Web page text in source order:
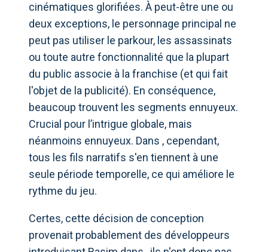
cinématiques glorifiées. À peut-être une ou
deux exceptions, le personnage principal ne
peut pas utiliser le parkour, les assassinats
ou toute autre fonctionnalité que la plupart
du public associe à la franchise (et qui fait
l'objet de la publicité). En conséquence,
beaucoup trouvent les segments ennuyeux.
Crucial pour l’intrigue globale, mais
néanmoins ennuyeux. Dans , cependant,
tous les fils narratifs s'en tiennent à une
seule période temporelle, ce qui améliore le
rythme du jeu.
Certes, cette décision de conception
provenait probablement des développeurs